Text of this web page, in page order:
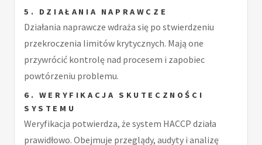
5. DZIAŁANIA NAPRAWCZE
Działania naprawcze wdraża się po stwierdzeniu
przekroczenia limitów krytycznych. Mają one
przywrócić kontrolę nad procesem i zapobiec
powtórzeniu problemu.
6. WERYFIKACJA SKUTECZNOŚCI
SYSTEMU
Weryfikacja potwierdza, że system HACCP działa
prawidłowo. Obejmuje przeglądy, audyty i analizę